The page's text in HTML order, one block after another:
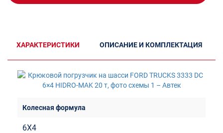
ХАРАКТЕРИСТИКИ ОПИСАНИЕ И КОМПЛЕКТАЦИЯ
6Х4